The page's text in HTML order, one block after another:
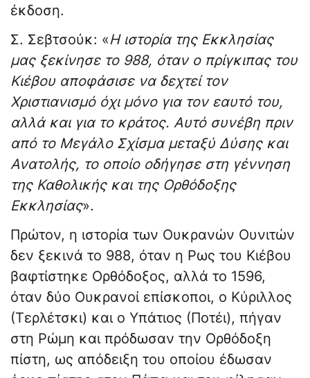
έκδοση.
Σ. Σεβτσούκ: «Η ιστορία της Εκκλησίας
μας ξεκίνησε το 988, όταν ο πρίγκιπας του
Κιέβου αποφάσισε να δεχτεί τον
Χριστιανισμό όχι μόνο για τον εαυτό του,
αλλά και για το κράτος. Αυτό συνέβη πριν
από το Μεγάλο Σχίσμα μεταξύ Δύσης και
Ανατολής, το οποίο οδήγησε στη γέννηση
της Καθολικής και της Ορθόδοξης
Εκκλησίας».
Πρώτον, η ιστορία των Ουκρανών Ουνιτών
δεν ξεκινά το 988, όταν η Ρως του Κιέβου
βαφτίστηκε Ορθόδοξος, αλλά το 1596,
όταν δύο Ουκρανοί επίσκοποι, ο Κύριλλος
(Τερλέτσκι) και ο Υπάτιος (Ποτέι), πήγαν
στη Ρώμη και πρόδωσαν την Ορθόδοξη
πίστη, ως απόδειξη του οποίου έδωσαν